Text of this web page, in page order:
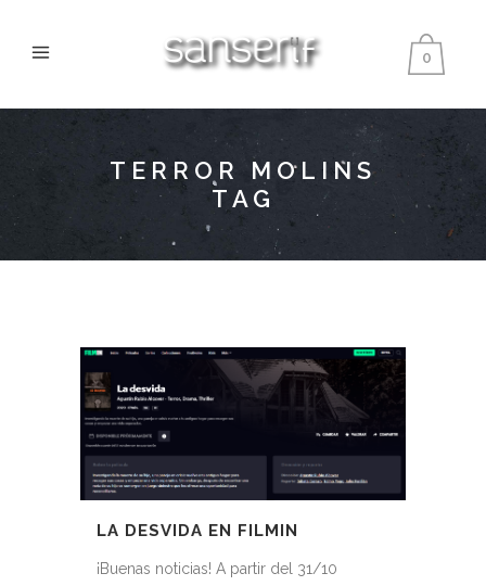
0
TERROR MOLINS
TAG
LA DESVIDA EN FILMIN
¡Buenas noticias! A partir del 31/10